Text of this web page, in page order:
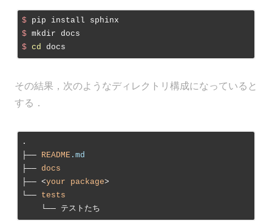
$ pip install sphinx
$ mkdir docs
$ cd docs
その結果，次のようなディレクトリ構成になっていると
する．
.
├── README.md
├── docs
├── <your package>
└── tests